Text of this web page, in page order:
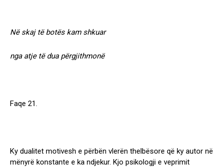
Në skaj të botës kam shkuar
nga atje të dua përgjithmonë
Faqe 21.
Ky dualitet motivesh e përbën vlerën thelbësore që ky autor në
mënyrë konstante e ka ndjekur. Kjo psikologji e veprimit